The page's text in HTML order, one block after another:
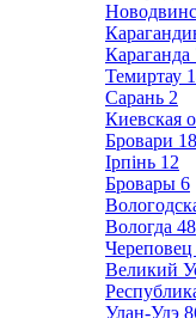
Караганда
Темиртау
Сарань 2
Киевская
Бровари 18
Ірпінь 12
Бровары 6
Вологда 48
Череповец
Великий
Улан-Удэ